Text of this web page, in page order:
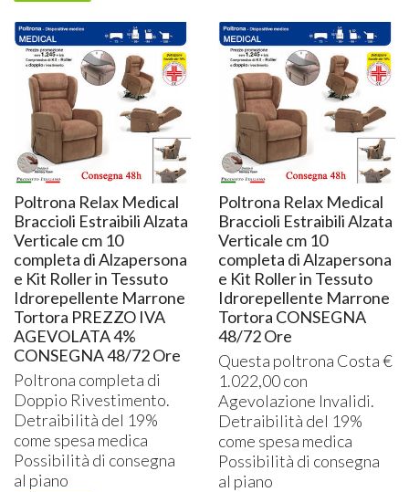
Poltrona Relax Medical
Braccioli Estraibili Alzata
Verticale cm 10
completa di Alzapersona
e Kit Roller in Tessuto
Idrorepellente Marrone
Tortora PREZZO IVA
AGEVOLATA 4%
CONSEGNA 48/72 Ore
Poltrona completa di
Doppio Rivestimento.
Detraibilità del 19%
come spesa medica
Possibilità di consegna
al piano
Poltrona Relax Medical
Braccioli Estraibili Alzata
Verticale cm 10
completa di Alzapersona
e Kit Roller in Tessuto
Idrorepellente Marrone
Tortora CONSEGNA
48/72 Ore
Questa poltrona Costa €
1.022,00 con
Agevolazione Invalidi.
Detraibilità del 19%
come spesa medica
Possibilità di consegna
al piano